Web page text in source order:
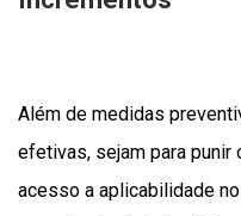
Além de medidas
efetivas, sejam para
acesso a aplicabilidade